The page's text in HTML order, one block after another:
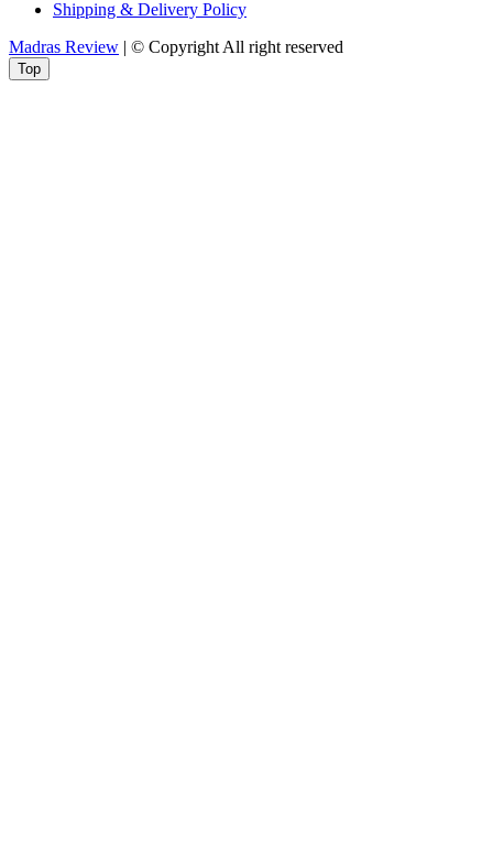
Shipping & Delivery Policy
Madras Review | © Copyright All right reserved
Top